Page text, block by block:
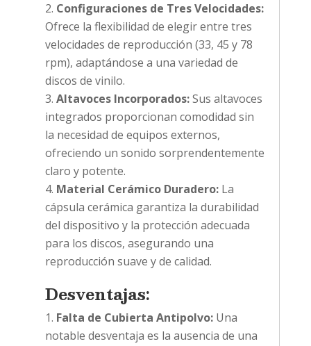
Configuraciones de Tres Velocidades:
Ofrece la flexibilidad de elegir entre tres
velocidades de reproducción (33, 45 y 78
rpm), adaptándose a una variedad de
discos de vinilo.
Altavoces Incorporados:Sus altavoces
integrados proporcionan comodidad sin
la necesidad de equipos externos,
ofreciendo un sonido sorprendentemente
claro y potente.
Material Cerámico Duradero:La
cápsula cerámica garantiza la durabilidad
del dispositivo y la protección adecuada
para los discos, asegurando una
reproducción suave y de calidad.
Desventajas:
Falta de Cubierta Antipolvo:Una
notable desventaja es la ausencia de una